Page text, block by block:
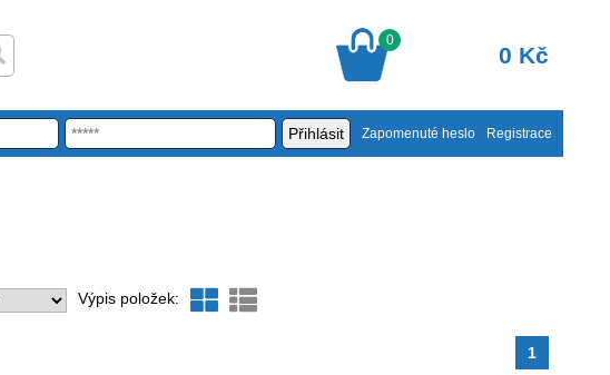
0
0 Kč
Zapomenuté heslo Registrace
Výpis položek:
1